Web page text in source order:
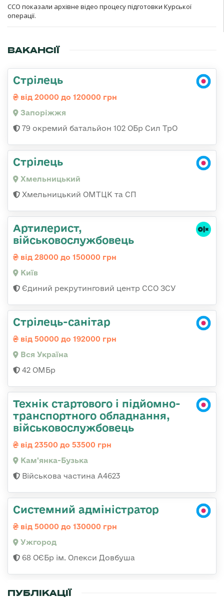
ССО показали архівне відео процесу підготовки Курської
операції.
ВАКАНСІЇ
Стрілець
від 20000 до 120000 грн
Запоріжжя
79 окремий батальйон 102 ОБр Сил ТрО
Стрілець
Хмельницький
Хмельницький ОМТЦК та СП
Артилерист,
військовослужбовець
від 28000 до 150000 грн
Київ
Єдиний рекрутинговий центр ССО ЗСУ
Стрілець-санітар
від 50000 до 192000 грн
Вся Україна
42 ОМБр
Технік стартового і підйомно-
транспортного обладнання,
військовослужбовець
від 23500 до 53500 грн
Кам'янка-Бузька
Військова частина А4623
Системний адміністратор
від 50000 до 130000 грн
Ужгород
68 ОЄБр ім. Олекси Довбуша
ПУБЛІКАЦІЇ